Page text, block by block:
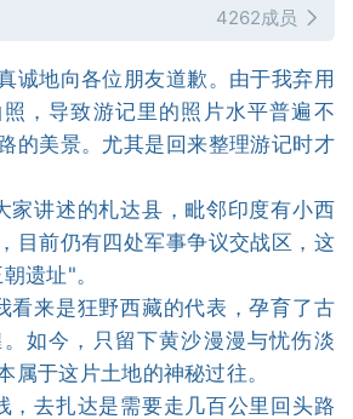
4262成员
地向各位朋友道歉。由于我弃用
，导致游记里的照片水平普遍不
的美景。尤其是回来整理游记时才
述的札达县，毗邻印度有小西
目前仍有四处军事争议交战区，这
遗址"。
是狂野西藏的代表，孕育了古
如今，只留下黄沙漫漫与忧伤淡
属于这片土地的神秘过往。
扎达是需要走几百公里回头路